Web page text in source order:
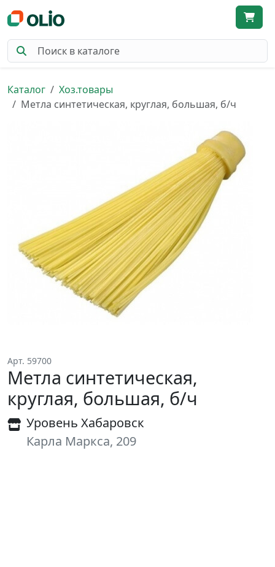
Каталог
Хоз.товары
Метла синтетическая, круглая, большая, б/ч
Арт. 59700
Метла синтетическая,
круглая, большая, б/ч
Уровень Хабаровск
Карла Маркса, 209